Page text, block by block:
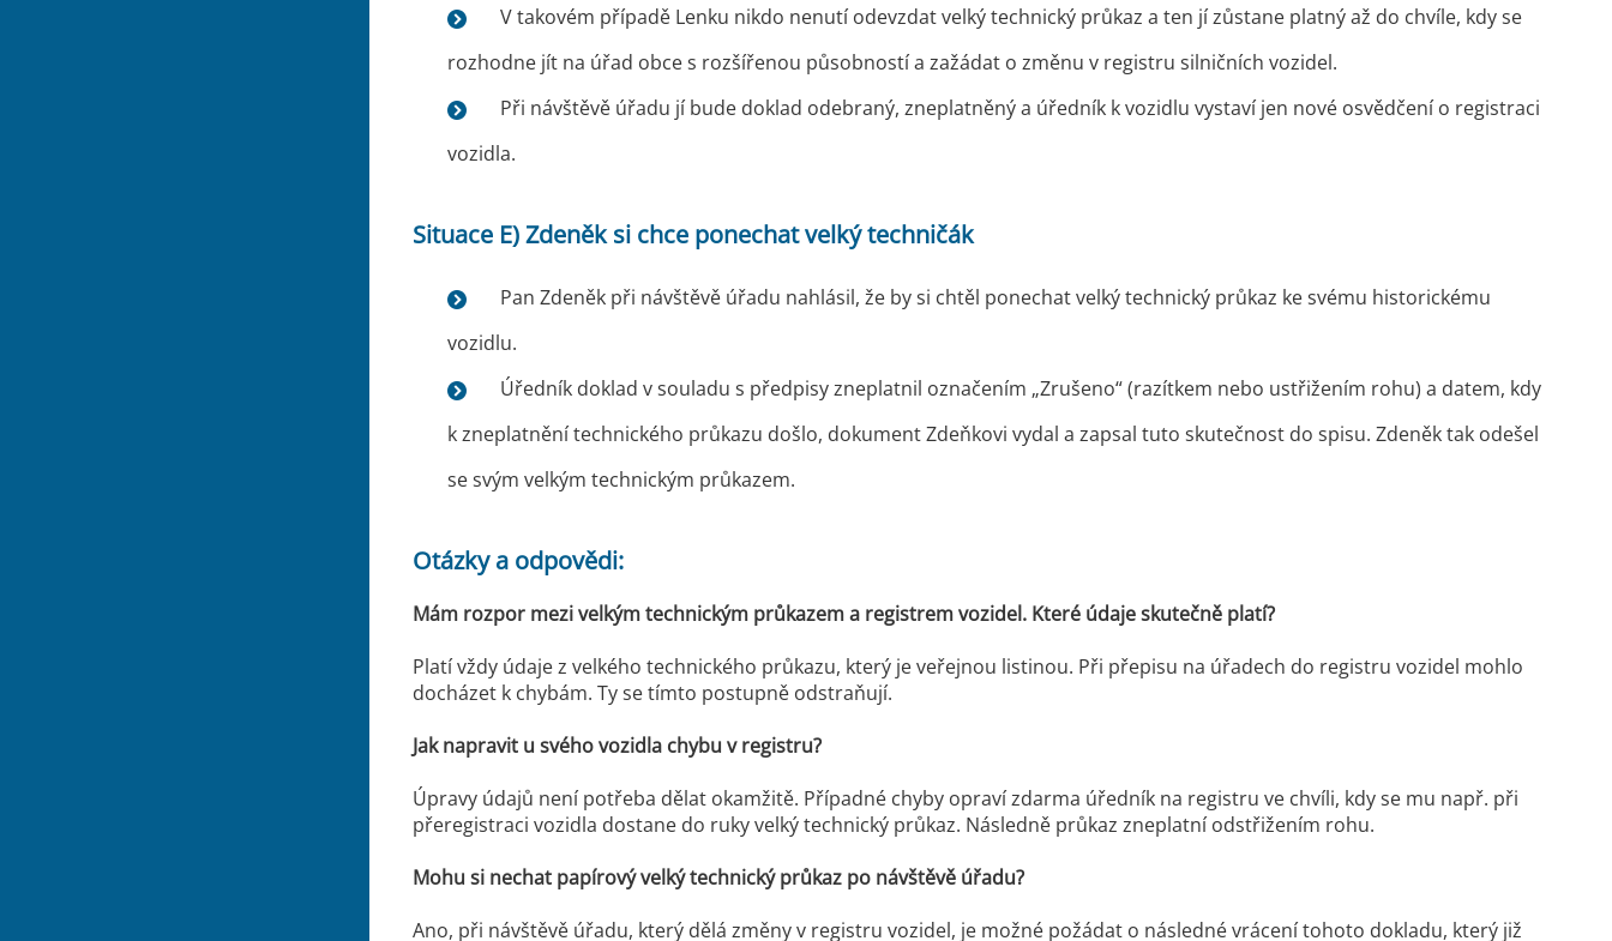
V takovém případě Lenku nikdo nenutí odevzdat velký technický průkaz a ten jí zůstane platný až do chvíle, kdy se
rozhodne jít na úřad obce s rozšířenou působností a zažádat o změnu v registru silničních vozidel.
Při návštěvě úřadu jí bude doklad odebraný, zneplatněný a úředník k vozidlu vystaví jen nové osvědčení o registraci
vozidla.
Situace E) Zdeněk si chce ponechat velký techničák
Pan Zdeněk při návštěvě úřadu nahlásil, že by si chtěl ponechat velký technický průkaz ke svému historickému
vozidlu.
Úředník doklad v souladu s předpisy zneplatnil označením „Zrušeno“ (razítkem nebo ustřižením rohu) a datem, kdy
k zneplatnění technického průkazu došlo, dokument Zdeňkovi vydal a zapsal tuto skutečnost do spisu. Zdeněk tak odešel
se svým velkým technickým průkazem.
Otázky a odpovědi:
Mám rozpor mezi velkým technickým průkazem a registrem vozidel. Které údaje skutečně platí?
Platí vždy údaje z velkého technického průkazu, který je veřejnou listinou. Při přepisu na úřadech do registru vozidel mohlo
docházet k chybám. Ty se tímto postupně odstraňují.
Jak napravit u svého vozidla chybu v registru?
Úpravy údajů není potřeba dělat okamžitě. Případné chyby opraví zdarma úředník na registru ve chvíli, kdy se mu např. při
přeregistraci vozidla dostane do ruky velký technický průkaz. Následně průkaz zneplatní odstřižením rohu.
Mohu si nechat papírový velký technický průkaz po návštěvě úřadu?
Ano, při návštěvě úřadu, který dělá změny v registru vozidel, je možné požádat o následné vrácení tohoto dokladu, který již